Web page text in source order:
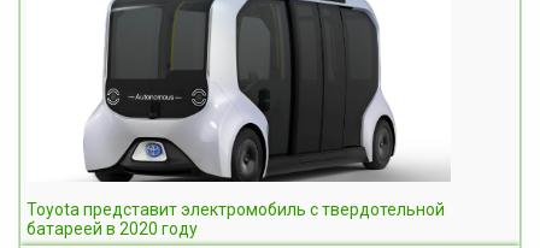
Toyota представит электромобиль с твердотельной
батареей в 2020 году